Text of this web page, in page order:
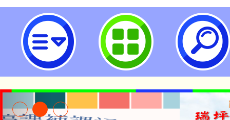
neilrpjhstyc網站設計者：徐嘉